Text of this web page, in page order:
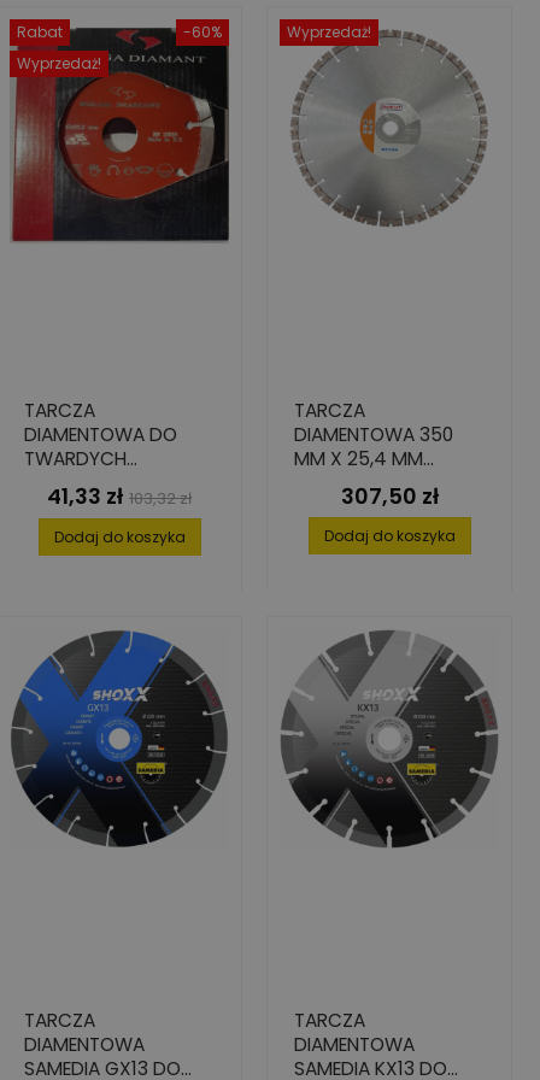
-60%
Rabat
Wyprzedaż!
TARCZA
DIAMENTOWA DO
TWARDYCH
MATERIAŁÓW, 115 MM
X 22.2 MM X 2.4 MM
X 8 MM
Cena
41,33 zł Cena
podstawowa
103,32 zł
Dodaj do koszyka
Wyprzedaż!
TARCZA
DIAMENTOWA 350
MM X 25,4 MM
TURBO DO BETONU
Cena
307,50 zł
Dodaj do koszyka
TARCZA
DIAMENTOWA
SAMEDIA GX13 DO
TARCZA
DIAMENTOWA
SAMEDIA KX13 DO